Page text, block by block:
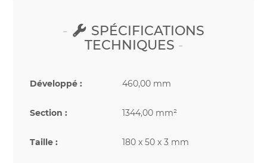
SPÉCIFICATIONS
TECHNIQUES
Développé : 460,00 mm
Section : 1344,00 mm²
Taille : 180 x 50 x 3 mm